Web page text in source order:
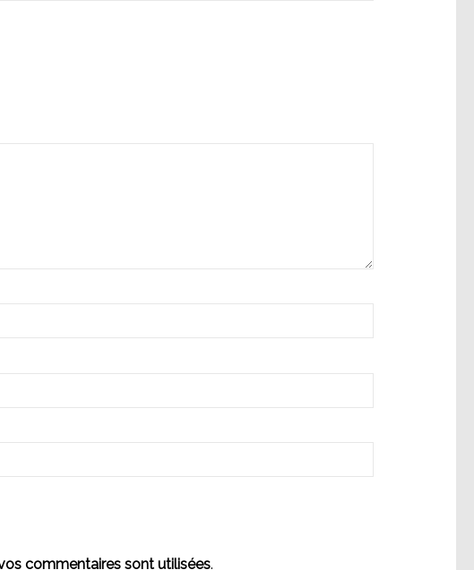
commentaires sont utilisées.